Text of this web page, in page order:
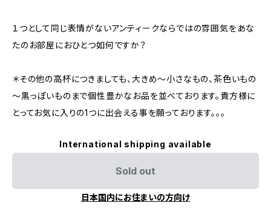
１つとして同じ表情がないアンティークならではの雰囲気をあな
たのお部屋におひとつ如何ですか？
＊その他の高杯につきましても、大きめ～小さなもの、茶色いもの
～黒っぽいものまで個性豊かなお品を並べております。貴方様に
とってお気に入りの1つに出会える事を願っております。。。
International shipping available
Sold out
日本国内にお住まいの方向け